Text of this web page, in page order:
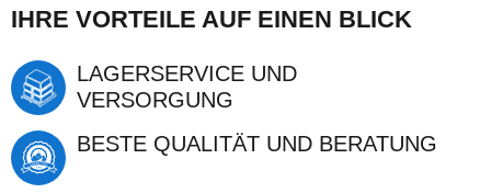
IHRE VORTEILE AUF EINEN BLICK
LAGERSERVICE UND
VERSORGUNG
BESTE QUALITÄT UND BERATUNG